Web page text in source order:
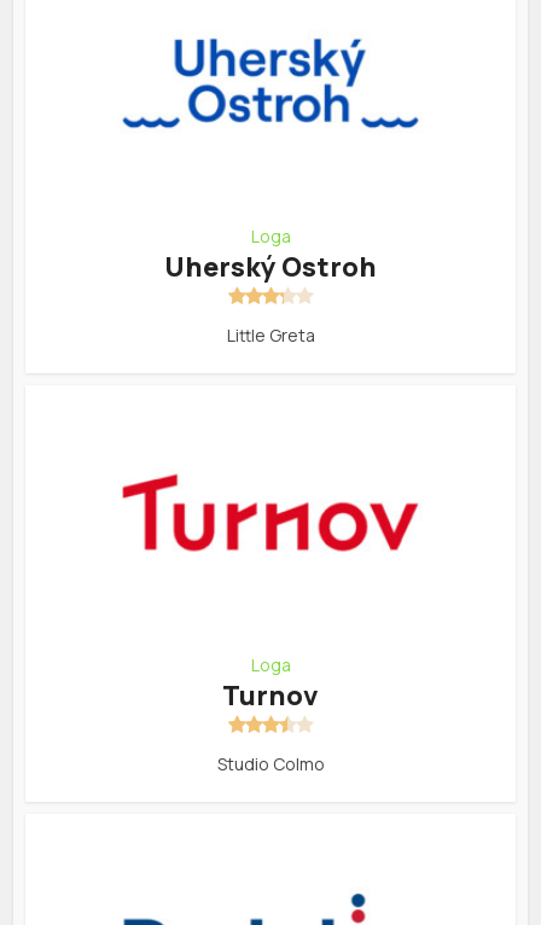
Loga
Uherský Ostroh
Little Greta
Loga
Turnov
Studio Colmo